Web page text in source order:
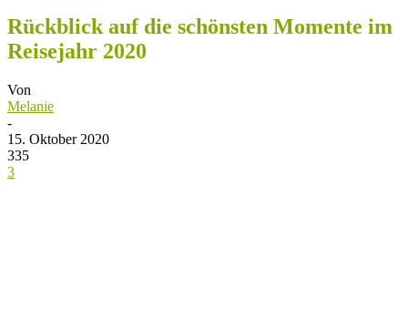
Rückblick auf die schönsten Momente im
Reisejahr 2020
Von
Melanie
-
15. Oktober 2020
335
3